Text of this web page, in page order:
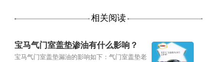
相关阅读
宝马气门室盖垫渗油有什么影响？
宝马气门室盖垫漏油的影响如下：气门室盖垫老